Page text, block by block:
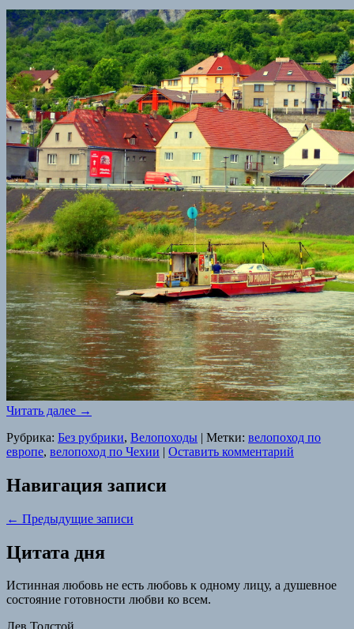
Читать далее →
Рубрика: Без рубрики, Велопоходы | Метки: велопоход по
европе, велопоход по Чехии | Оставить комментарий
Навигация записи
← Предыдущие записи
Цитата дня
Истинная любовь не есть любовь к одному лицу, а душевное
состояние готовности любви ко всем.